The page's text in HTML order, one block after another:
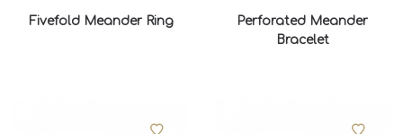
Fivefold Meander Ring
Perforated Meander
Bracelet